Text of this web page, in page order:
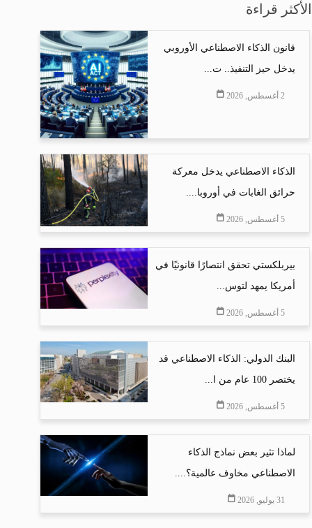
الأكثر قراءة
قانون الذكاء الاصطناعي الأوروبي
يدخل حيز التنفيذ.. ت...
2 أغسطس, 2026
الذكاء الاصطناعي يدخل معركة
حرائق الغابات في أوروبا....
5 أغسطس, 2026
بيربلكستي تحقق انتصارًا قانونيًا في
أمريكا يمهد لتوس...
5 أغسطس, 2026
البنك الدولي: الذكاء الاصطناعي قد
يختصر 100 عام من ا...
5 أغسطس, 2026
لماذا تثير بعض نماذج الذكاء
الاصطناعي مخاوف عالمية؟....
31 يوليو, 2026